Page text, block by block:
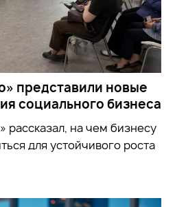
представили новые
социального бизнеса
рассказал, на чем бизнесу
для устойчивого роста